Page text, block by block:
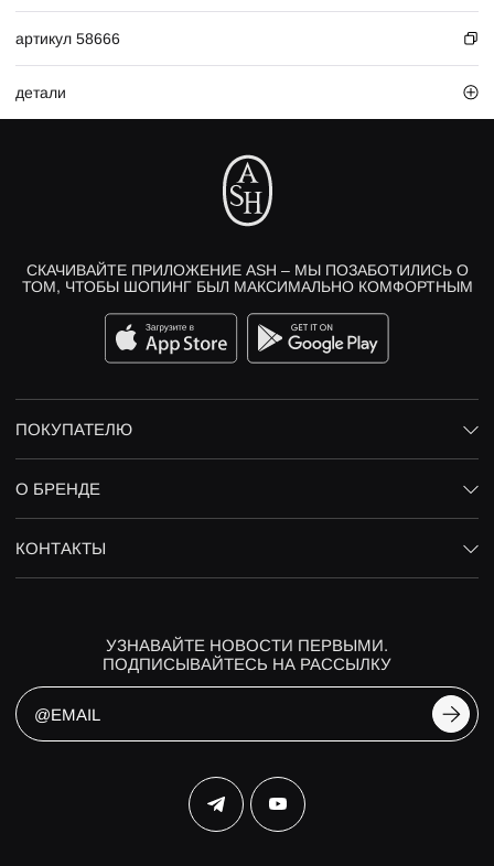
артикул 58666
детали
СКАЧИВАЙТЕ ПРИЛОЖЕНИЕ ASH – МЫ ПОЗАБОТИЛИСЬ О
ТОМ, ЧТОБЫ ШОПИНГ БЫЛ МАКСИМАЛЬНО КОМФОРТНЫМ
ПОКУПАТЕЛЮ
О БРЕНДЕ
КОНТАКТЫ
УЗНАВАЙТЕ НОВОСТИ ПЕРВЫМИ.
ПОДПИСЫВАЙТЕСЬ НА РАССЫЛКУ